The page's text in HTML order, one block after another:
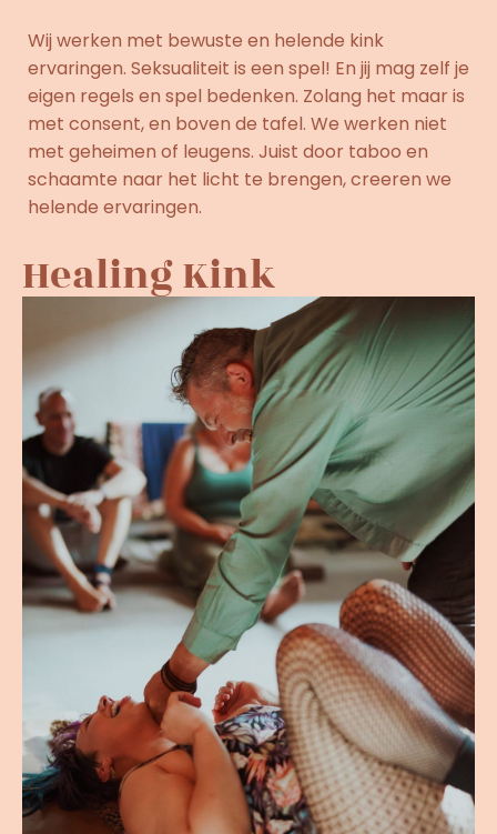
Wij werken met bewuste en helende kink
ervaringen. Seksualiteit is een spel! En jij mag zelf je
eigen regels en spel bedenken. Zolang het maar is
met consent, en boven de tafel. We werken niet
met geheimen of leugens. Juist door taboo en
schaamte naar het licht te brengen, creeren we
helende ervaringen.
Healing Kink